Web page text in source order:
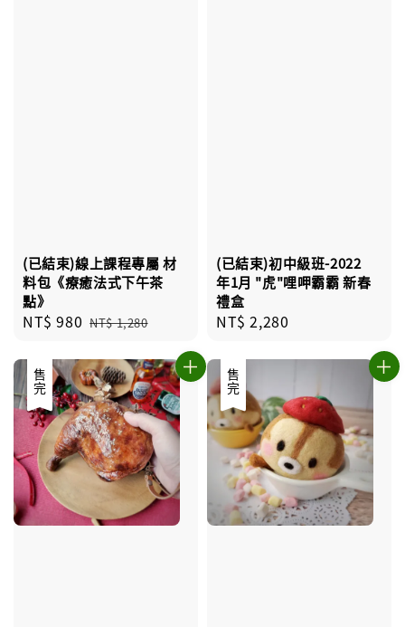
(已結束)線上課程專屬 材
料包《療癒法式下午茶
點》
Sale
NT$ 980 Regular
NT$ 1,280
(已結束)初中級班-2022
年1月 "虎"哩呷霸霸 新春
禮盒
Regular
NT$ 2,280
售完 售完